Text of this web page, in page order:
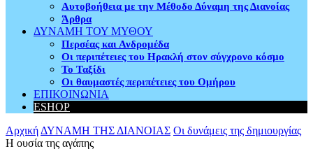
Αυτοβοήθεια με την Μέθοδο Δύναμη της Διανοίας
Άρθρα
ΔΥΝΑΜΗ ΤΟΥ ΜΥΘΟΥ
Περσέας και Ανδρομέδα
Οι περιπέτειες του Ηρακλή στον σύγχρονο κόσμο
Το Ταξίδι
Οι θαυμαστές περιπέτειες του Ομήρου
ΕΠΙΚΟΙΝΩΝΙΑ
ESHOP
Αρχική ΔΥΝΑΜΗ ΤΗΣ ΔΙΑΝΟΙΑΣ Οι δυνάμεις της δημιουργίας
Η ουσία της αγάπης